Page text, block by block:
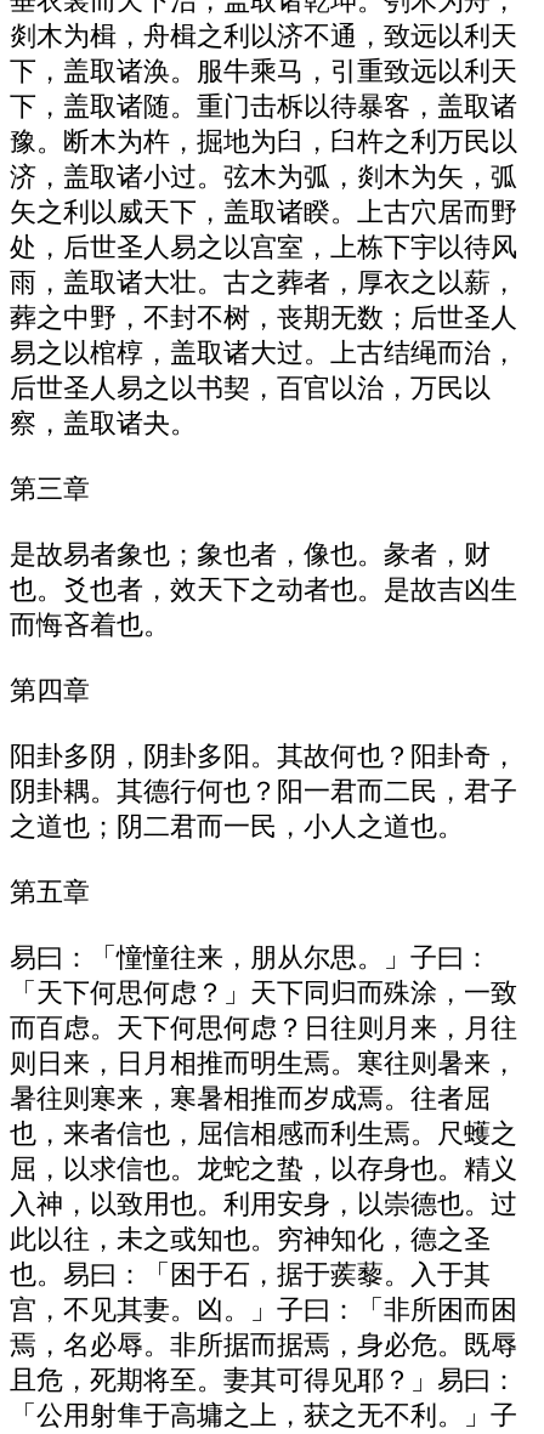
剡木为楫，舟楫之利以济不通，致远以利天
下，盖取诸涣。服牛乘马，引重致远以利天
下，盖取诸随。重门击柝以待暴客，盖取诸
豫。断木为杵，掘地为臼，臼杵之利万民以
济，盖取诸小过。弦木为弧，剡木为矢，弧
矢之利以威天下，盖取诸睽。上古穴居而野
处，后世圣人易之以宫室，上栋下宇以待风
雨，盖取诸大壮。古之葬者，厚衣之以薪，
葬之中野，不封不树，丧期无数；后世圣人
易之以棺椁，盖取诸大过。上古结绳而治，
后世圣人易之以书契，百官以治，万民以
察，盖取诸夬。
第三章
是故易者象也；象也者，像也。彖者，财
也。爻也者，效天下之动者也。是故吉凶生
而悔吝着也。
第四章
阳卦多阴，阴卦多阳。其故何也？阳卦奇，
阴卦耦。其德行何也？阳一君而二民，君子
之道也；阴二君而一民，小人之道也。
第五章
易曰：「憧憧往来，朋从尔思。」子曰：
「天下何思何虑？」天下同归而殊涂，一致
而百虑。天下何思何虑？日往则月来，月往
则日来，日月相推而明生焉。寒往则暑来，
暑往则寒来，寒暑相推而岁成焉。往者屈
也，来者信也，屈信相感而利生焉。尺蠖之
屈，以求信也。龙蛇之蛰，以存身也。精义
入神，以致用也。利用安身，以崇德也。过
此以往，未之或知也。穷神知化，德之圣
也。易曰：「困于石，据于蒺藜。入于其
宫，不见其妻。凶。」子曰：「非所困而困
焉，名必辱。非所据而据焉，身必危。既辱
且危，死期将至。妻其可得见耶？」易曰：
「公用射隼于高墉之上，获之无不利。」子